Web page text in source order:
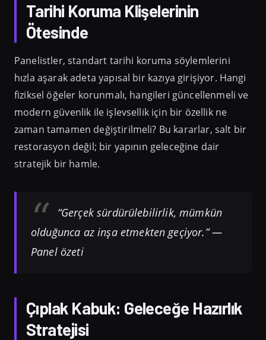
Tarihi Koruma Klişelerinin
Ötesinde
Panelistler, standart tarihi koruma söylemlerini
hızla aşarak adeta yapısal bir kazıya girişiyor. Hangi
fiziksel öğeler korunmalı, hangileri güncellenmeli ve
modern güvenlik ile işlevsellik için bir özellik ne
zaman tamamen değiştirilmeli? Bu kararlar, salt bir
restorasyon değil; bir yapının geleceğine dair
stratejik bir hamle.
“Gerçek sürdürülebilirlik, mümkün
olduğunca az inşa etmekten geçiyor.” —
Panel özeti
Çıplak Kabuk: Geleceğe Hazırlık
Stratejisi